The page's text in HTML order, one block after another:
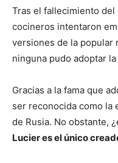
Tras el fallecimiento del
cocineros intentaron
versiones de la popular
ninguna pudo adoptar
Gracias a la fama que
ser reconocida como la
de Rusia. No obstante,
Lucier es el único